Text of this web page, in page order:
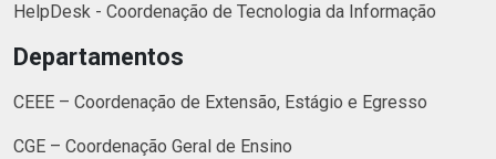
HelpDesk - Coordenação de Tecnologia da Informação
Departamentos
CEEE – Coordenação de Extensão, Estágio e Egresso
CGE – Coordenação Geral de Ensino